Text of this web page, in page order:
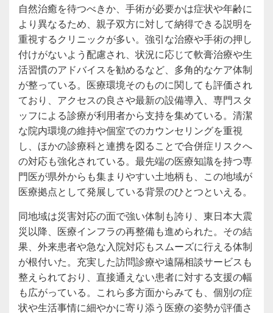
自然治癒を待つべきか、手術が必要かは症状や年齢に
より異なるため、親子双方に対して納得できる説明を
重視するクリニックが多い。強引な治療や手術の押し
付けがないよう配慮され、状況に応じて軟膏治療や生
活習慣のアドバイスを勧めるなど、多角的なケア体制
が整っている。医療環境そのものに関しても評価され
ており、アクセスの良さや最新の設備導入、専門スタ
ッフによる診療が利用者から支持を集めている。清潔
な院内環境の維持や個室でのカウンセリングを重視
し、ほかの診療科と連携を図ることで合併症リスクへ
の対応も強化されている。最先端の医療知識を持つ専
門医が県外からも集まりやすい土地柄も、この地域が
医療拠点として発展している背景のひとつといえる。
同地域は災害対応の面で強い体制も誇り、東日本大震
災以降、医療インフラの再整備も進められた。その結
果、外来患者や急な入院対応もスムーズに行える体制
が根付いた。充実した訪問診療や遠隔相談サービスも
整えられており、直接通えない患者に対する支援の幅
も広がっている。これら多方面からみても、個別の症
状や生活事情に細やかに寄り添う医療の姿勢が評価さ